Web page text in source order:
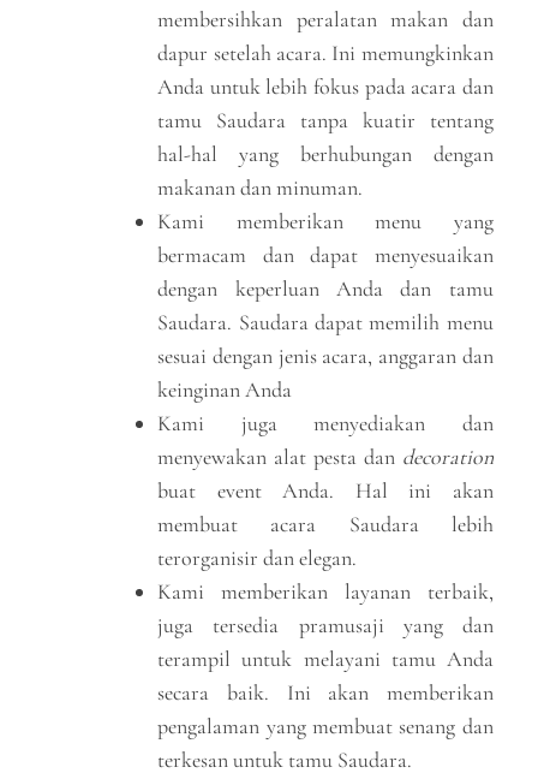
membersihkan peralatan makan dan
dapur setelah acara. Ini memungkinkan
Anda untuk lebih fokus pada acara dan
tamu Saudara tanpa kuatir tentang
hal-hal yang berhubungan dengan
makanan dan minuman.
Kami memberikan menu yang
bermacam dan dapat menyesuaikan
dengan keperluan Anda dan tamu
Saudara. Saudara dapat memilih menu
sesuai dengan jenis acara, anggaran dan
keinginan Anda
Kami juga menyediakan dan
menyewakan alat pesta dan decoration
buat event Anda. Hal ini akan
membuat acara Saudara lebih
terorganisir dan elegan.
Kami memberikan layanan terbaik,
juga tersedia pramusaji yang dan
terampil untuk melayani tamu Anda
secara baik. Ini akan memberikan
pengalaman yang membuat senang dan
terkesan untuk tamu Saudara.